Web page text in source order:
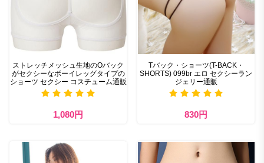
ストレッチメッシュ生地のOバック
がセクシーなボーイレッグタイプの
ショーツ セクシー コスチューム通販
1,080円
Tバック・ショーツ(T-BACK・
SHORTS) 099br エロ セクシーラン
ジェリー通販
830円